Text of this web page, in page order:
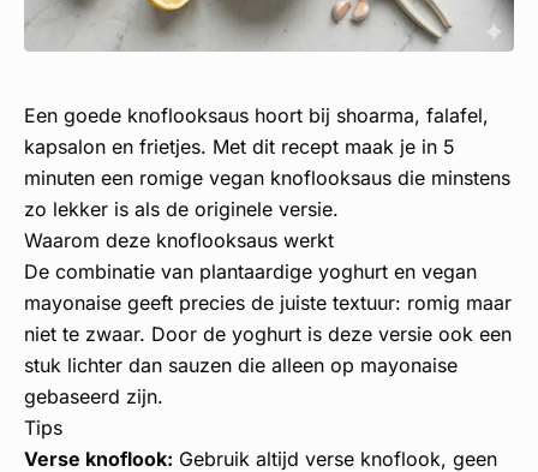
Een goede knoflooksaus hoort bij shoarma, falafel,
kapsalon en frietjes. Met dit recept maak je in 5
minuten een romige vegan knoflooksaus die minstens
zo lekker is als de originele versie.
Waarom deze knoflooksaus werkt
De combinatie van plantaardige yoghurt en vegan
mayonaise geeft precies de juiste textuur: romig maar
niet te zwaar. Door de yoghurt is deze versie ook een
stuk lichter dan sauzen die alleen op mayonaise
gebaseerd zijn.
Tips
Verse knoflook: Gebruik altijd verse knoflook, geen